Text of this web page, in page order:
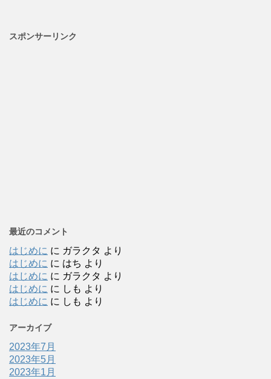
スポンサーリンク
最近のコメント
はじめに に ガラクタ より
はじめに に はち より
はじめに に ガラクタ より
はじめに に しも より
はじめに に しも より
アーカイブ
2023年7月
2023年5月
2023年1月